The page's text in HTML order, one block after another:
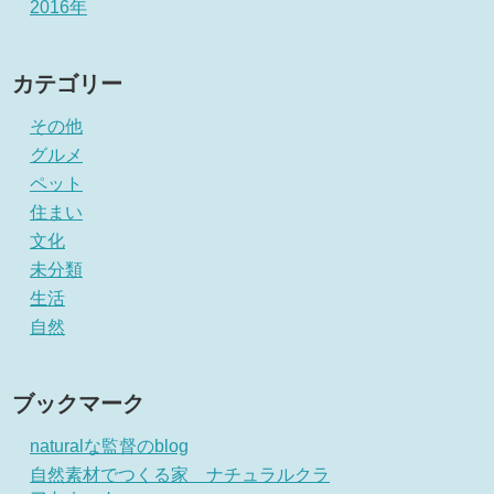
2016年
カテゴリー
その他
グルメ
ペット
住まい
文化
未分類
生活
自然
ブックマーク
naturalな監督のblog
自然素材でつくる家 ナチュラルクラ